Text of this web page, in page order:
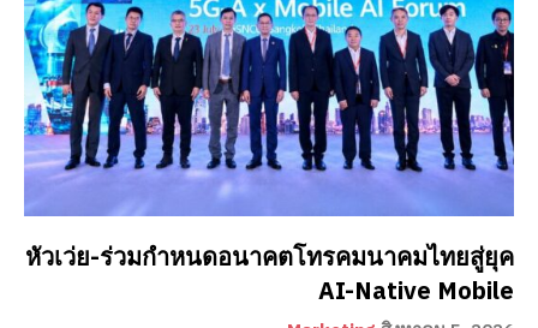
หัวเว่ย-ร่วมกำหนดอนาคตโทรคมนาคมไทยสู่ยุค
AI-Native Mobile